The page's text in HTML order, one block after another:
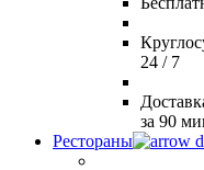
24 / 7
за 90
Рестораны